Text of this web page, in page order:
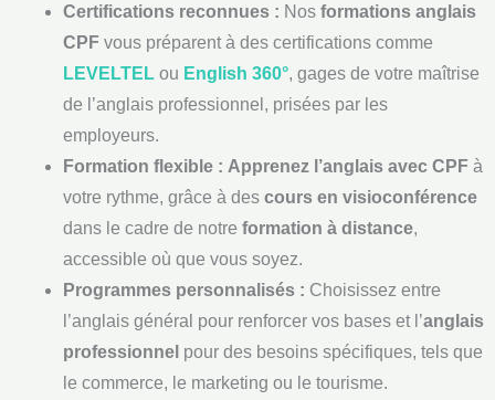
Certifications reconnues : Nos formations anglais
CPF vous préparent à des certifications comme
LEVELTELou English 360°, gages de votre maîtrise
de l’anglais professionnel, prisées par les
employeurs.
Formation flexible : Apprenez l’anglais avec CPF à
votre rythme, grâce à des cours en visioconférence
dans le cadre de notre formation à distance,
accessible où que vous soyez.
Programmes personnalisés : Choisissez entre
l’anglais général pour renforcer vos bases et l’anglais
professionnel pour des besoins spécifiques, tels que
le commerce, le marketing ou le tourisme.